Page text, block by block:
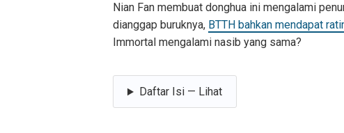
Nian Fan membuat donghua ini mengalami
dianggap buruknya, BTTH bahkan mendapat
Immortal mengalami nasib yang sama?
Daftar Isi — Lihat